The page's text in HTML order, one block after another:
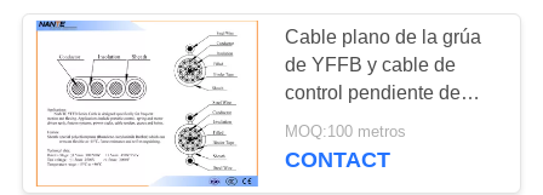
Alzamiento
92
Cable plano de la grúa
de YFFB y cable de
control pendiente de
RVV con el uso material
de cobre en -15℃
MOQ:100 metros
CONTACT